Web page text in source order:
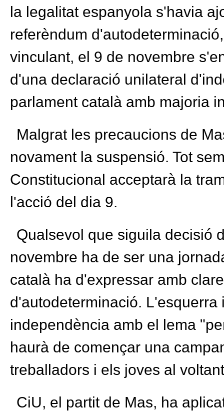
la legalitat espanyola s'havia
referèndum
vinculant, el 9 de novembre
d'una declaració unilateral
parlament català amb majoria
Malgrat les precaucions de
novament la suspensió. Tot
Constitucional acceptarà la
l'acció del dia 9.
Qualsevol que siguila decisió
novembre ha de ser una
català ha d'expressar amb
d'autodeterminació.
independència amb el lema
haurà de començar una
treballadors i els joves al
CiU, el partit de Mas, ha